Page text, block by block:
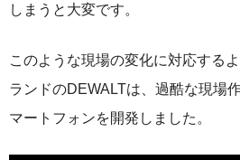
しまうと大変です。
このような現場の変化に対応する
ランドのDEWALTは、過酷な現場
マートフォンを開発しました。